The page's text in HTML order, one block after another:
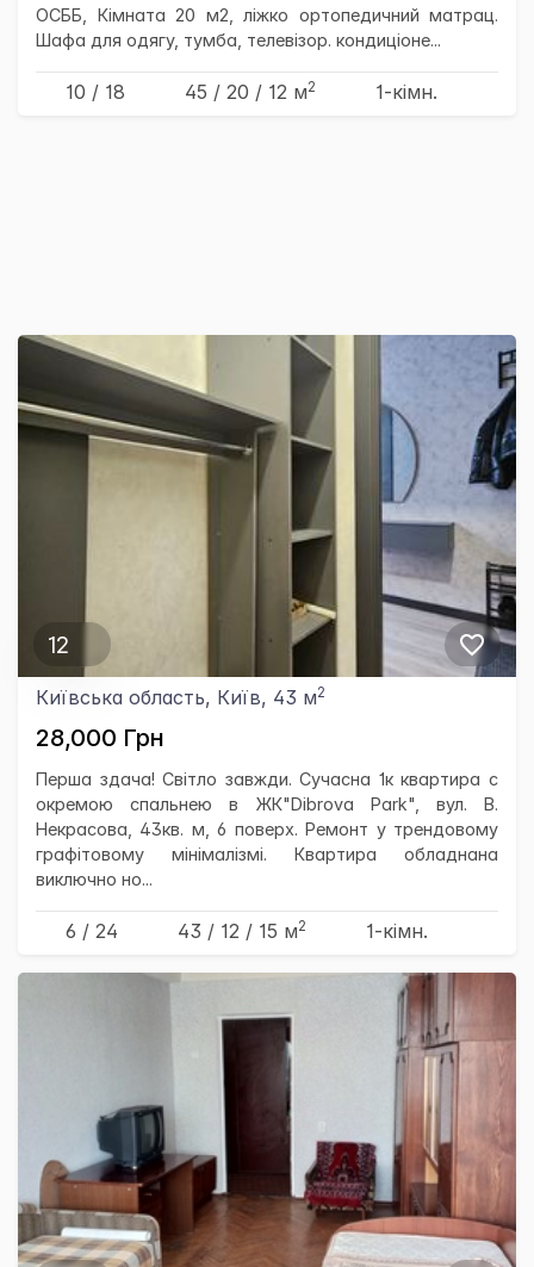
ОСББ, Кімната 20 м2, ліжко ортопедичний матрац.
Шафа для одягу, тумба, телевізор. кондиціоне...
10 / 18 45 / 20 / 12 м2 1-кімн.
12
Київська область, Київ, 43 м2
28,000 Грн
Перша здача! Світло завжди. Сучасна 1к квартира с
окремою спальнею в ЖК"Dibrova Park", вул. В.
Некрасова, 43кв. м, 6 поверх. Ремонт у трендовому
графітовому мінімалізмі. Квартира обладнана
виключно но...
6 / 24 43 / 12 / 15 м2 1-кімн.